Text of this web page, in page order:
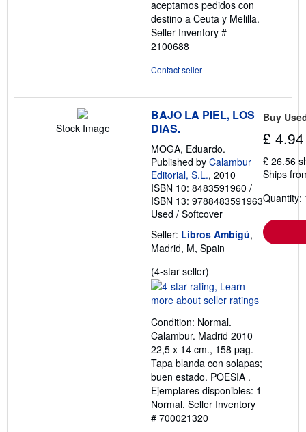
aceptamos pedidos con
destino a Ceuta y Melilla.
Seller Inventory #
2100688
Contact seller
Stock Image
BAJO LA PIEL, LOS
DIAS.
MOGA, Eduardo.
Published by Calambur
Editorial, S.L., 2010
ISBN 10: 8483591960 /
ISBN 13: 9788483591963
Used / Softcover
Seller: Libros Ambigú,
Madrid, M, Spain
(4-star seller)
rating
4
of
5
stars
Condition: Normal.
Calambur. Madrid 2010
22,5 x 14 cm., 158 pag.
Tapa blanda con solapas;
buen estado. POESIA .
Ejemplares disponibles: 1
Normal. Seller Inventory
# 700021320
Buy
£ 4.94
£ 26.56
Ships
Quantity: